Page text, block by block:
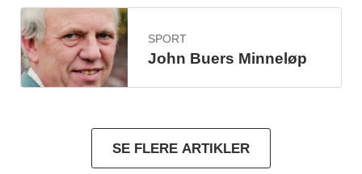
SPORT
John Buers Minneløp
SE FLERE ARTIKLER